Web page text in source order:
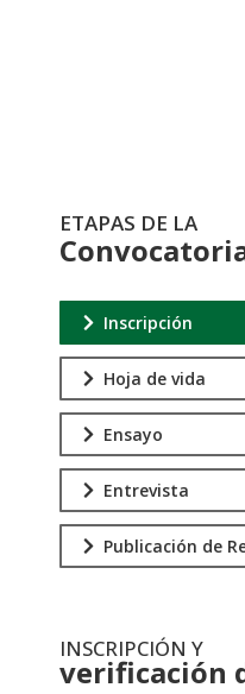
ETAPAS DE LA
Inscripción
Hoja de vida
Ensayo
Entrevista
Publicación de
INSCRIPCIÓN Y
verificación